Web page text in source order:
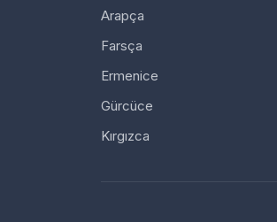
Arapça
Farsça
Ermenice
Gürcüce
Kırgızca